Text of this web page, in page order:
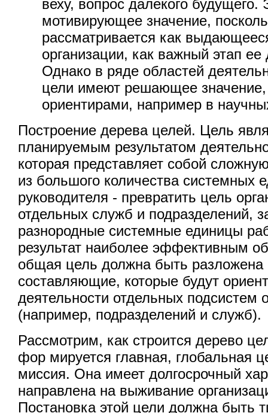
веху, вопрос далекого
мотивирующее значение,
рассматривается как
организации, как важный этап ее
Однако в ряде областей
цели имеют решающее
ориентирами, например в
Построение дерева целей. Цель
планируемым результатом
которая представляет собой
из большого количества системных
руководителя - превратить цель
отдельных служб и подразделений,
разнородные системные единицы
результат наиболее эффективным
общая цель должна быть разложена
составляющие, которые будут
деятельности отдельных подсистем
(например, подразделений и служб).
Рассмотрим, как строится дерево
фор мируется главная, глобальная
миссия. Она имеет долгосрочный
направлена на выживание
Постановка этой цели должна быть